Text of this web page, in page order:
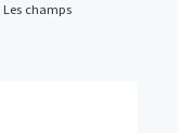
Les champs